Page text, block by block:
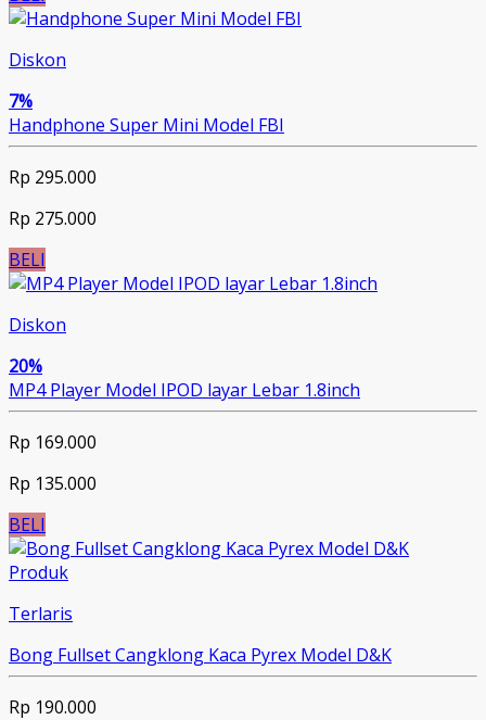
Diskon
7%
Handphone Super Mini Model FBI
Rp 295.000
Rp 275.000
BELI
Diskon
20%
MP4 Player Model IPOD layar Lebar 1.8inch
Rp 169.000
Rp 135.000
BELI
Produk
Terlaris
Bong Fullset Cangklong Kaca Pyrex Model D&K
Rp 190.000